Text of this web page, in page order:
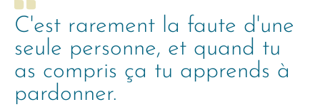
C'est rarement la faute d'une
seule personne, et quand tu
as compris ça tu apprends à
pardonner.